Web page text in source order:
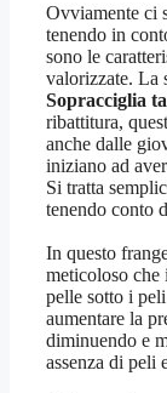
Ovviamente ci
tenendo in
sono le
valorizzate. La
Sopracciglia
ribattitura,
anche dalle
iniziano ad
Si tratta
tenendo conto
In questo
meticoloso che
pelle sotto i
aumentare la
diminuendo e
assenza di peli